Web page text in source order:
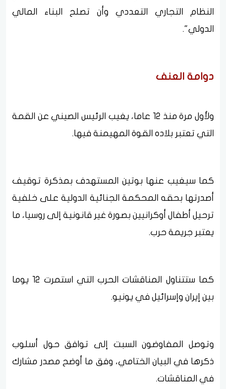
النظام التجاري التعددي وأن تصلح البناء المالي
الدولي".
دوامة العنف
ولأول مرة منذ 12 عاما، يغيب الرئيس الصيني عن القمة
التي تعتبر بلاده القوة المهيمنة فيها.
كما سيغيب عنها بوتين المستهدف بمذكرة توقيف
أصدرتها بحقه المحكمة الجنائية الدولية على خلفية
ترحيل أطفال أوكرانيين بصورة غير قانونية إلى روسيا، ما
يعتبر جريمة حرب.
كما ستتناول المناقشات الحرب التي استمرت 12 يوما
بين إيران وإسرائيل في يونيو.
وتوصل المفاوضون السبت إلى توافق حول أسلوب
ذكرها في البيان الختامي، وفق ما أوضح مصدر مشارك
في المناقشات.